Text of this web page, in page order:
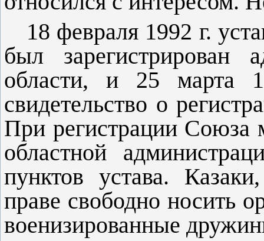
18 февраля 1992 г.
был зарегистрирован
области, и 25 марта
свидетельство о
При регистрации
областной
пунктов устава.
праве свободно носить
военизированные